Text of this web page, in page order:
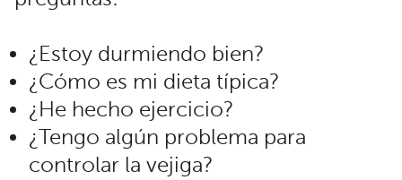
¿Estoy durmiendo bien?
¿Cómo es mi dieta típica?
¿He hecho ejercicio?
¿Tengo algún problema para
controlar la vejiga?